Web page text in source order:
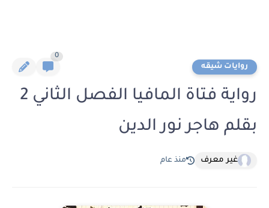
روايات شيقه
0
رواية فتاة المافيا الفصل الثاني 2
بقلم هاجر نور الدين
غير معرف منذ عام